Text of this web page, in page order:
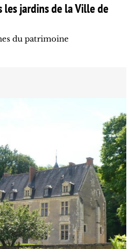
les jardins de la Ville de
du patrimoine